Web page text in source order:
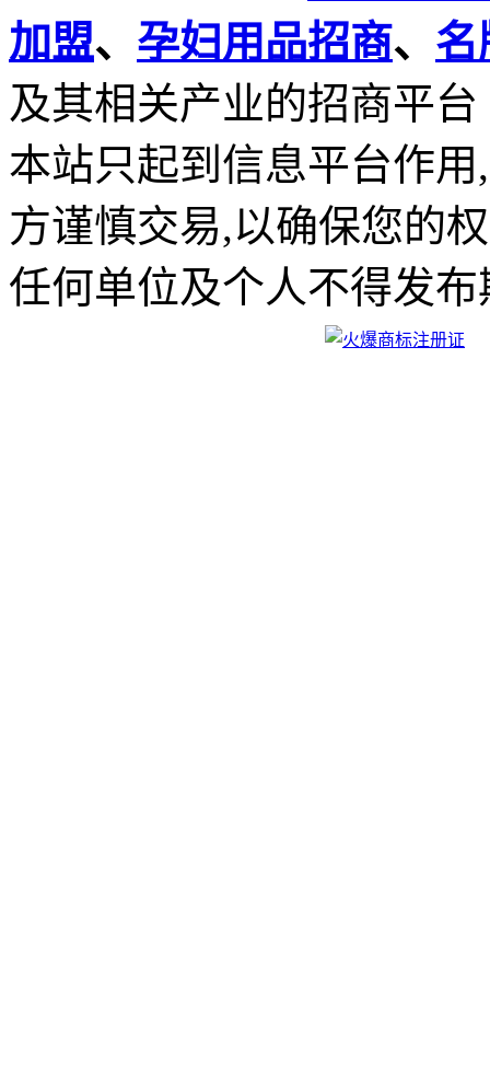
加盟、 孕妇用品招商、 名
及其相关产业的招商平台
本站只起到信息平台作
方谨慎交易,以确保您的
任何单位及个人不得发